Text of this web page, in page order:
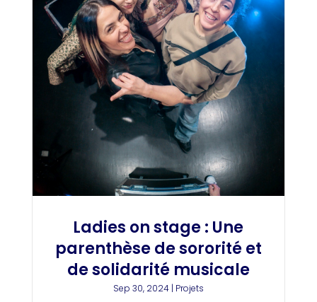
Ladies on stage : Une
parenthèse de sororité et
de solidarité musicale
Sep 30, 2024| Projets